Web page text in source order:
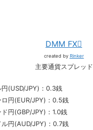
DMM FX
created by Rinker
主要通貨スプレッド
円(USD/JPY)：0.3銭
ロ円(EUR/JPY)：0.5銭
ド円(GBP/JPY)：1.0銭
ル円(AUD/JPY)：0.7銭